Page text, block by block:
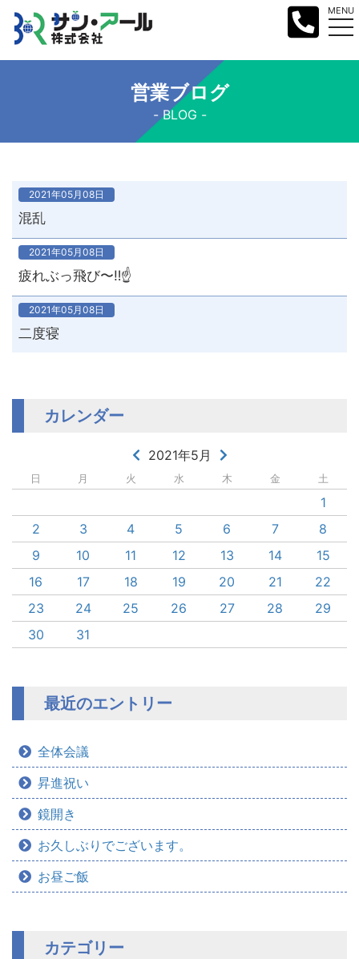
MENU
営業ブログ
BLOG
2021年05月08日
混乱
2021年05月08日
疲れぶっ飛び〜‼︎☝️
2021年05月08日
二度寝
カレンダー
2021年5月
日 月 火 水 木 金 土
1
2
3 4 5 6 7
8
9
10 11 12 13 14
15
16
17 18 19 20 21
22
23
24 25 26 27 28
29
30
31
最近のエントリー
全体会議
昇進祝い
鏡開き
お久しぶりでございます。
お昼ご飯
カテゴリー